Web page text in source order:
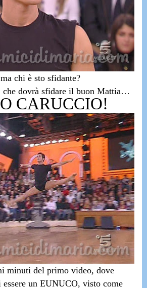
chi è sto sfidante?
dovrà sfidare il buon Mattia…
CARUCCIO!
minuti del primo video, dove
un EUNUCO, visto come